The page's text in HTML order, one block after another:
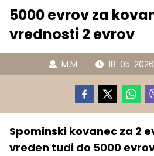
5000 evrov za
vrednosti 2 evrov
M.M. 18. 05.
Spominski kovanec za 2
vreden tudi do 5000